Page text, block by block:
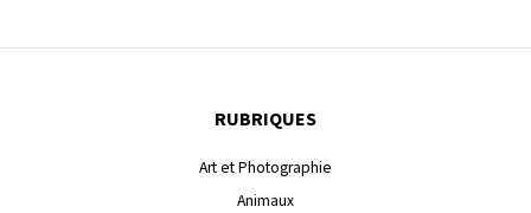
RUBRIQUES
Art et Photographie
Animaux